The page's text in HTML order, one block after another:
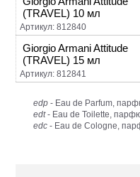
(TRAVEL) 10 мл
Артикул: 812840
Giorgio Armani Attitude
(TRAVEL) 15 мл
Артикул: 812841
edp - Eau de Parfum,
edt- Eau de Toilette,
edc - Eau de Cologne,